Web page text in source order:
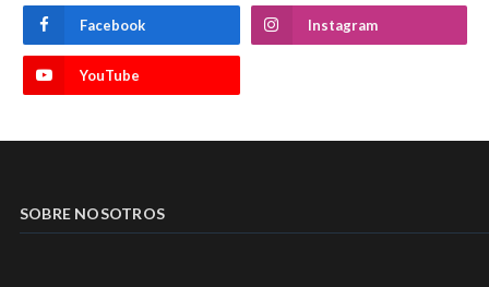
Facebook Instagram
YouTube
SOBRE NOSOTROS